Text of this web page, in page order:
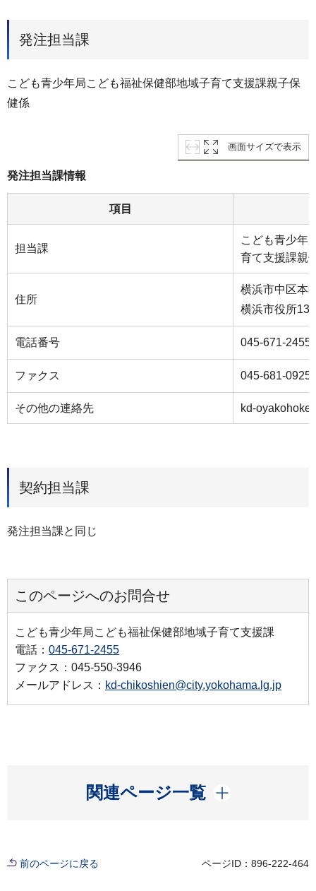
発注担当課
こども⻘少年局こども福祉保健部地域子育て支援課親⼦保
健係
画面サイズで表示
発注担当課情報
項目
担当課
こども⻘少年
育て支援課親
住所
横浜市中区本
横浜市役所13
電話番号 045-671-2455
ファクス 045-681-0925
その他の連絡先 kd-
契約担当課
発注担当課と同じ
このページへのお問合せ
こども青少年局こども福祉保健部地域子育て支援課
電話： 045-671-2455
ファクス：045-550-3946
メールアドレス： kd-chikoshien@city.yokohama.lg.jp
関連ページ一覧
開く
前のページに戻る ページID：896-222-464